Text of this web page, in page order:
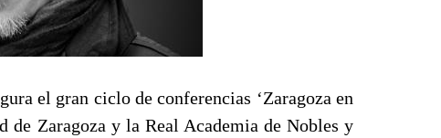
el gran ciclo de conferencias ‘Zaragoza en
de Zaragoza y la Real Academia de Nobles y